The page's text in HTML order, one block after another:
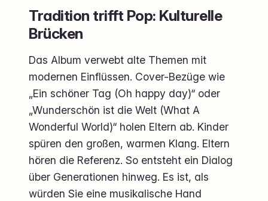
Tradition trifft Pop: Kulturelle
Brücken
Das Album verwebt alte Themen mit
modernen Einflüssen. Cover-Bezüge wie
„Ein schöner Tag (Oh happy day)“ oder
„Wunderschön ist die Welt (What A
Wonderful World)“ holen Eltern ab. Kinder
spüren den großen, warmen Klang. Eltern
hören die Referenz. So entsteht ein Dialog
über Generationen hinweg. Es ist, als
würden Sie eine musikalische Hand